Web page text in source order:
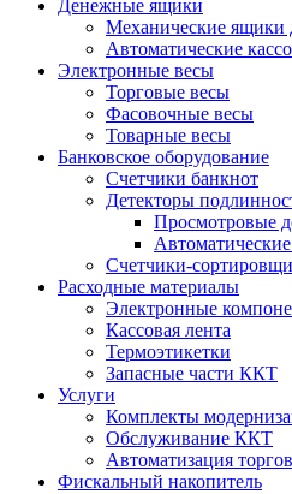
Денежные ящики
Механические ящики
Автоматические
Электронные весы
Торговые весы
Фасовочные весы
Товарные весы
Банковское оборудование
Счетчики банкнот
Детекторы
Просмотровые
Счетчики-
Расходные материалы
Электронные
Кассовая лента
Термоэтикетки
Запасные части ККТ
Услуги
Комплекты
Обслуживание ККТ
Автоматизация
Фискальный накопитель